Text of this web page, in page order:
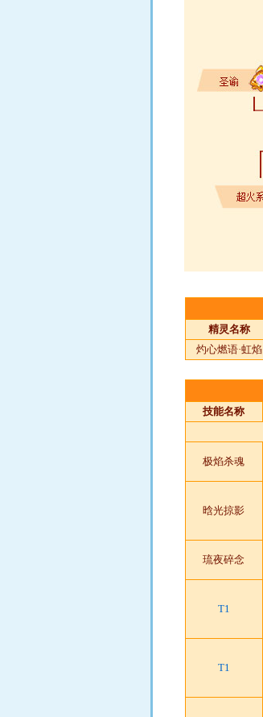
精灵名称
灼心燃语·虹焰
技能名称
极焰杀魂
晗光掠影
琉夜碎念
T1
T1